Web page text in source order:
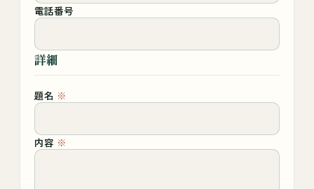
電話番号
詳細
題名 ※
内容 ※